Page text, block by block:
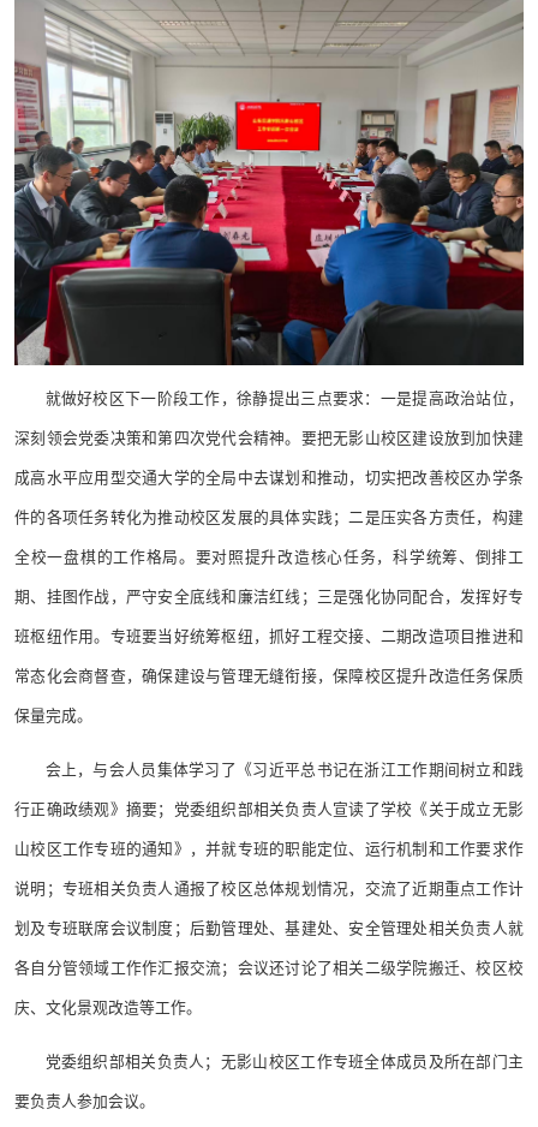
就做好校区下一阶段工作，徐静提出三点要求：一是提高政治站位，
深刻领会党委决策和第四次党代会精神。要把无影山校区建设放到加快建
成高水平应用型交通大学的全局中去谋划和推动，切实把改善校区办学条
件的各项任务转化为推动校区发展的具体实践；二是压实各方责任，构建
全校一盘棋的工作格局。要对照提升改造核心任务，科学统筹、倒排工
期、挂图作战，严守安全底线和廉洁红线；三是强化协同配合，发挥好专
班枢纽作用。专班要当好统筹枢纽，抓好工程交接、二期改造项目推进和
常态化会商督查，确保建设与管理无缝衔接，保障校区提升改造任务保质
保量完成。
会上，与会人员集体学习了《习近平总书记在浙江工作期间树立和践
行正确政绩观》摘要；党委组织部相关负责人宣读了学校《关于成立无影
山校区工作专班的通知》，并就专班的职能定位、运行机制和工作要求作
说明；专班相关负责人通报了校区总体规划情况，交流了近期重点工作计
划及专班联席会议制度；后勤管理处、基建处、安全管理处相关负责人就
各自分管领域工作作汇报交流；会议还讨论了相关二级学院搬迁、校区校
庆、文化景观改造等工作。
党委组织部相关负责人；无影山校区工作专班全体成员及所在部门主
要负责人参加会议。